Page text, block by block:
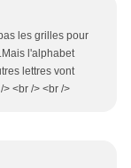
les grilles pour
l'alphabet
lettres vont
<br /> <br />